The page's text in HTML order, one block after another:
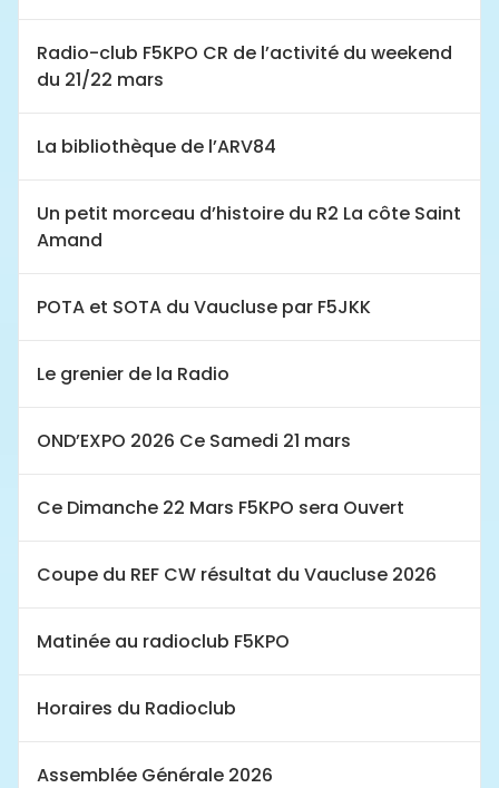
Radio-club F5KPO CR de l’activité du weekend
du 21/22 mars
La bibliothèque de l’ARV84
Un petit morceau d’histoire du R2 La côte Saint
Amand
POTA et SOTA du Vaucluse par F5JKK
Le grenier de la Radio
OND’EXPO 2026 Ce Samedi 21 mars
Ce Dimanche 22 Mars F5KPO sera Ouvert
Coupe du REF CW résultat du Vaucluse 2026
Matinée au radioclub F5KPO
Horaires du Radioclub
Assemblée Générale 2026